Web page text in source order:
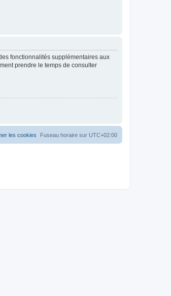
fonctionnalités supplémentaires aux
prendre le temps de consulter
Fuseau horaire sur UTC+02:00
les cookies